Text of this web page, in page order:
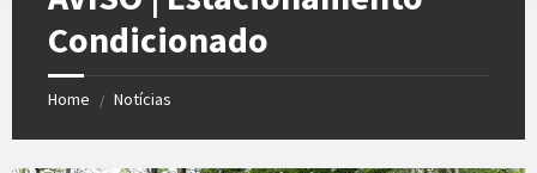
Condicionado
Home / Notícias